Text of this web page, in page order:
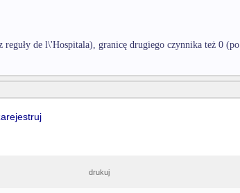
de l\'Hospitala), granicę drugiego czynnika też 0 (po
drukuj